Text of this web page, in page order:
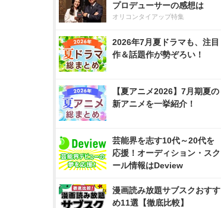
プロデューサーの感想は
オリコンタイアップ特集
2026年7月夏ドラマも、注目
作＆話題作が勢ぞろい！
【夏アニメ2026】7月期夏の
新アニメを一挙紹介！
芸能界を志す10代～20代を
応援！オーディション・スク
ール情報はDeview
漫画読み放題サブスクおすす
め11選【徹底比較】